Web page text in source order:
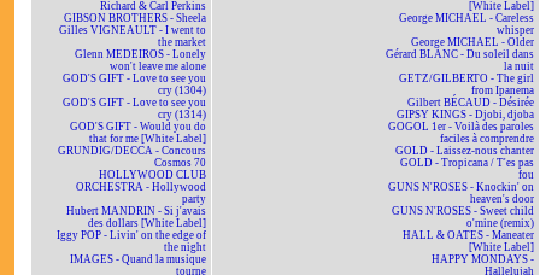
Richard & Carl Perkins
GIBSON BROTHERS - Sheela
Gilles VIGNEAULT - I went to
the market
Glenn MEDEIROS - Lonely
won't leave me alone
GOD'S GIFT - Love to see you
cry (1304)
GOD'S GIFT - Love to see you
cry (1314)
GOD'S GIFT - Would you do
that for me [White Label]
GRUNDIG/DECCA - Concours
Cosmos 70
HOLLYWOOD CLUB
ORCHESTRA - Hollywood
party
Hubert MANDRIN - Si j'avais
des dollars [White Label]
Iggy POP - Livin' on the edge of
the night
IMAGES - Quand la musique
tourne
[White Label]
George MICHAEL - Careless
whisper
George MICHAEL - Older
Gérard BLANC - Du soleil dans
la nuit
GETZ/GILBERTO - The girl
from Ipanema
Gilbert BÉCAUD - Désirée
GIPSY KINGS - Djobi, djoba
GOGOL 1er - Voilà des paroles
faciles à comprendre
GOLD - Laissez-nous chanter
GOLD - Tropicana / T'es pas
fou
GUNS N'ROSES - Knockin' on
heaven's door
GUNS N'ROSES - Sweet child
o'mine (remix)
HALL & OATES - Maneater
[White Label]
HAPPY MONDAYS -
Hallelujah